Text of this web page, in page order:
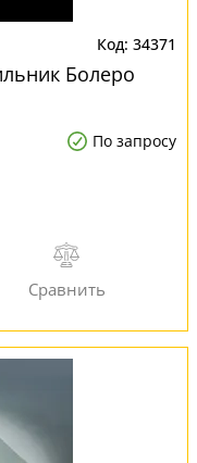
34371
Болеро
По запросу